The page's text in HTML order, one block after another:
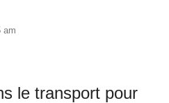
am
le transport pour